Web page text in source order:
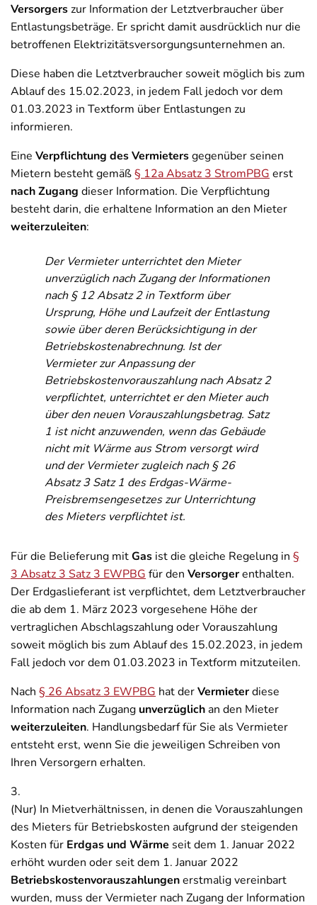
Versorgerszur Information der Letztverbraucher über
Entlastungsbeträge. Er spricht damit ausdrücklich nur die
betroffenen Elektrizitätsversorgungsunternehmen an.
Diese haben die Letztverbraucher soweit möglich bis zum
Ablauf des 15.02.2023, in jedem Fall jedoch vor dem
01.03.2023 in Textform über Entlastungen zu
informieren.
Eine Verpflichtung des Vermietersgegenüber seinen
Mietern besteht gemäß§ 12a Absatz 3 StromPBG erst
nach Zugang dieser Information. Die Verpflichtung
besteht darin, die erhaltene Information an den Mieter
weiterzuleiten:
Der Vermieter unterrichtet den Mieter
unverzüglich nach Zugang der Informationen
nach § 12 Absatz 2 in Textform über
Ursprung, Höhe und Laufzeit der Entlastung
sowie über deren Berücksichtigung in der
Betriebskostenabrechnung. Ist der
Vermieter zur Anpassung der
Betriebskostenvorauszahlung nach Absatz 2
verpflichtet, unterrichtet er den Mieter auch
über den neuen Vorauszahlungsbetrag. Satz
1 ist nicht anzuwenden, wenn das Gebäude
nicht mit Wärme aus Strom versorgt wird
und der Vermieter zugleich nach § 26
Absatz 3 Satz 1 des Erdgas-Wärme-
Preisbremsengesetzes zur Unterrichtung
des Mieters verpflichtet ist.
Für die Belieferung mitGas ist die gleiche Regelung in§
3 Absatz 3 Satz 3 EWPBG für denVersorgerenthalten.
Der Erdgaslieferant ist verpflichtet, dem Letztverbraucher
die ab dem 1. März 2023 vorgesehene Höhe der
vertraglichen Abschlagszahlung oder Vorauszahlung
soweit möglich bis zum Ablauf des 15.02.2023, in jedem
Fall jedoch vor dem 01.03.2023 in Textform mitzuteilen.
Nach§ 26 Absatz 3 EWPBG hat derVermieterdiese
Information nach Zugang unverzüglichan den Mieter
weiterzuleiten. Handlungsbedarf für Sie als Vermieter
entsteht erst, wenn Sie die jeweiligen Schreiben von
Ihren Versorgern erhalten.
3.
(Nur) In Mietverhältnissen, in denen die Vorauszahlungen
des Mieters für Betriebskosten aufgrund der steigenden
Kosten für Erdgas und Wärme seit dem 1. Januar 2022
erhöht wurden oder seit dem 1. Januar 2022
Betriebskostenvorauszahlungenerstmalig vereinbart
wurden, muss der Vermieter nach Zugang der Information